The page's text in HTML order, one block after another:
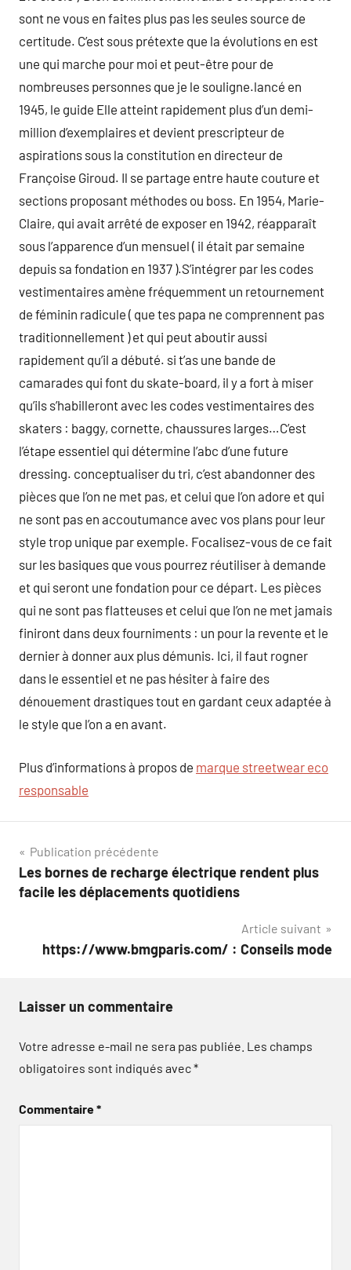
sont ne vous en faites plus pas les seules source de
certitude. C’est sous prétexte que la évolutions en est
une qui marche pour moi et peut-être pour de
nombreuses personnes que je le souligne.lancé en
1945, le guide Elle atteint rapidement plus d’un demi-
million d’exemplaires et devient prescripteur de
aspirations sous la constitution en directeur de
Françoise Giroud. Il se partage entre haute couture et
sections proposant méthodes ou boss. En 1954, Marie-
Claire, qui avait arrêté de exposer en 1942, réapparaît
sous l’apparence d’un mensuel ( il était par semaine
depuis sa fondation en 1937 ).S’intégrer par les codes
vestimentaires amène fréquemment un retournement
de féminin radicule ( que tes papa ne comprennent pas
traditionnellement ) et qui peut aboutir aussi
rapidement qu’il a débuté. si t’as une bande de
camarades qui font du skate-board, il y a fort à miser
qu’ils s’habilleront avec les codes vestimentaires des
skaters : baggy, cornette, chaussures larges…C’est
l’étape essentiel qui détermine l’abc d’une future
dressing. conceptualiser du tri, c’est abandonner des
pièces que l’on ne met pas, et celui que l’on adore et qui
ne sont pas en accoutumance avec vos plans pour leur
style trop unique par exemple. Focalisez-vous de ce fait
sur les basiques que vous pourrez réutiliser à demande
et qui seront une fondation pour ce départ. Les pièces
qui ne sont pas flatteuses et celui que l’on ne met jamais
finiront dans deux fourniments : un pour la revente et le
dernier à donner aux plus démunis. Ici, il faut rogner
dans le essentiel et ne pas hésiter à faire des
dénouement drastiques tout en gardant ceux adaptée à
le style que l’on a en avant.
Plus d’informations à propos de marque streetwear eco
responsable
Navigation
de
Publication précédente
Les bornes de recharge électrique rendent plus
facile les déplacements quotidiens
Article suivant
https://www.bmgparis.com/ : Conseils mode
Laisser un commentaire
Votre adresse e-mail ne sera pas publiée. Les champs
obligatoires sont indiqués avec*
Commentaire*